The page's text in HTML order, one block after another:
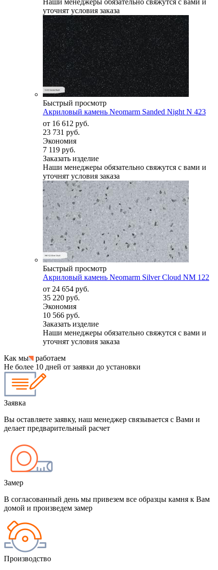
уточнят условия заказа
Быстрый просмотр
Акриловый камень Neomarm Sanded Night N 423
от 16 612 руб.
23 731 руб.
Экономия
7 119 руб.
Заказать изделие
Наши менеджеры обязательно свяжутся с вами и
уточнят условия заказа
Быстрый просмотр
Акриловый камень Neomarm Silver Cloud NM 122
от 24 654 руб.
35 220 руб.
Экономия
10 566 руб.
Заказать изделие
Наши менеджеры обязательно свяжутся с вами и
уточнят условия заказа
Как мы
работаем
Не более 10 дней от заявки до установки
Заявка
Вы оставляете заявку, наш менеджер связывается с Вами и
делает предварительный расчет
Замер
В согласованный день мы привезем все образцы камня к Вам
домой и произведем замер
Производство